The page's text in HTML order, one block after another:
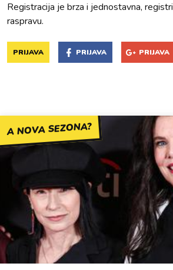
Registracija je brza i jednostavna,
raspravu.
PRIJAVA PRIJAVA PRIJAVA
A NOVA SEZONA?